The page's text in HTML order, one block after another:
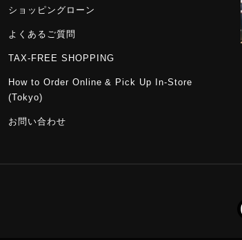
ショッピングローン
よくあるご質問
TAX-FREE SHOPPING
How to Order Online & Pick Up In-Store
(Tokyo)
お問い合わせ